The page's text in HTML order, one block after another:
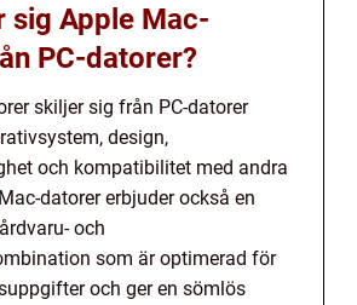
sig Apple Mac-
PC-datorer?
skiljer sig från PC-datorer
design,
och kompatibilitet med andra
datorer erbjuder också en
och
som är optimerad för
och ger en sömlös